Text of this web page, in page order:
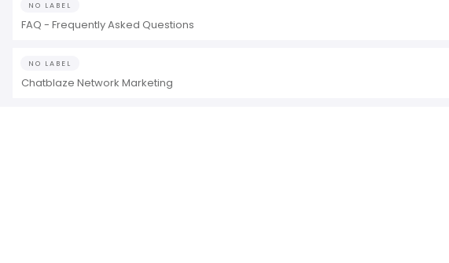
NO LABEL
FAQ - Frequently Asked Questions
NO LABEL
Chatblaze Network Marketing